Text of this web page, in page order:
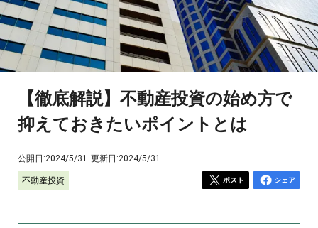
【徹底解説】不動産投資の始め方で
抑えておきたいポイントとは
公開日:2024/5/31 更新日:2024/5/31
不動産投資 ポスト シェア